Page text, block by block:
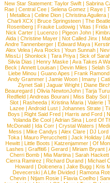
New Star Statement: Taylor Swift | Sabrina
Rae |Central Cee |Selena Gomez |Raye |
| Metallica | Celine Dion | Christina Aguilera |
Charli XCX |Bruce Springsteen |The
Rosenberg | Frauke Ludowig | Vitas | Frida
Nick Carter | Lucenzo | Pigeon John |
Aida |Christine Mayer |Not Called Jinx |
Andre Tannenberger | Edward Maya |
Alex Velea | Ava Rocks | Youn Sunnah |
MissLi | Shonlock | Tara Priya | Sick of
Silvia Dias |Henry Maske |Ava Takes A
Beck |Annett Louisan |Devin Miles |Selah
Liebe Minou |Guano Apes |Frank Ramond
Andy Grammer |Jamie Woon | Imany |
Ziynet Sali |Jaguar Wright |Diane
Beauregard |Olivia NewtonJohn |Tarja
Redfield | Andreas Bourani | Miss Baby Sol
Slot | Rasheeda | Kristina Maria | Valerie |
Lazee | Android Lust | Johannes Strate |
Boys | Right Said Fred | Harris and Ford |
Yolanda Be Cool |Adrian Sina |Lord Of
McDonald | Ida Corr |Crystal Waters |
Mess | Mike Candys | Alex Clare | DJ Lord
Toka | Mauro Perucchetti | Jack Holiday |
Hewitt |Little Boots |Katzenjammer |Of
Lashes |Graffiti6 |Gerard |Miriam Bryant |
Cherri Bomb | Mia Martina | Sarah Hackett
Cierra Ramirez | Richard Durand | Michael
Howard |Dolcenera |Jake Bugg |Kris
Devecerski |A Life Divided |Ramona
Chevin |Ntjam Rosie |Flavia Coelho |